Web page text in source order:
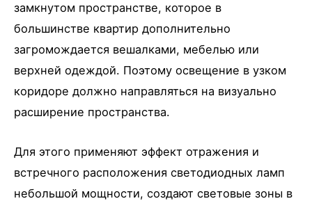
замкнутом пространстве, которое в
большинстве квартир дополнительно
загромождается вешалками, мебелью или
верхней одеждой. Поэтому освещение в узком
коридоре должно направляться на визуально
расширение пространства.
Для этого применяют эффект отражения и
встречного расположения светодиодных ламп
небольшой мощности, создают световые зоны в